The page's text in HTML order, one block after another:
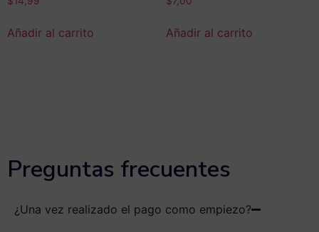
Añadir al carrito Añadir al carrito
Preguntas frecuentes
¿Una vez realizado el pago como empiezo?